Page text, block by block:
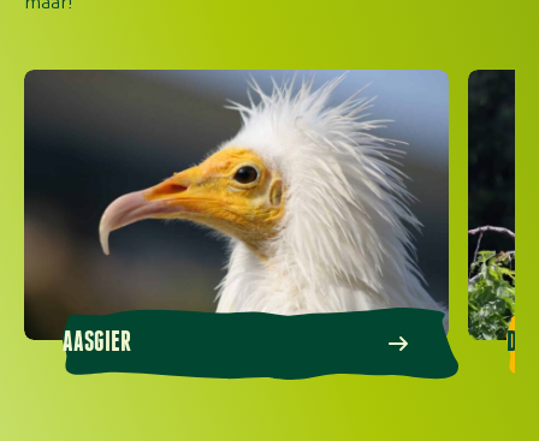
AASGIER
Aasgier